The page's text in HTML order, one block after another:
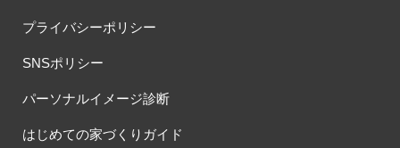
プライバシーポリシー
SNSポリシー
パーソナルイメージ診断
はじめての家づくりガイド